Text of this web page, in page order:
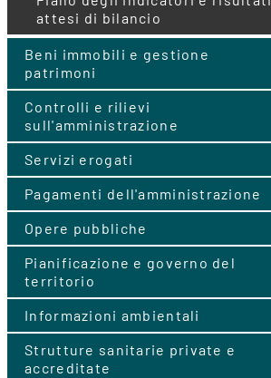
attesi di bilancio
Beni immobili e gestione
patrimoni
Controlli e rilievi
sull'amministrazione
Servizi erogati
Pagamenti dell'amministrazione
Opere pubbliche
Pianificazione e governo del
territorio
Informazioni ambientali
Strutture sanitarie private e
accreditate